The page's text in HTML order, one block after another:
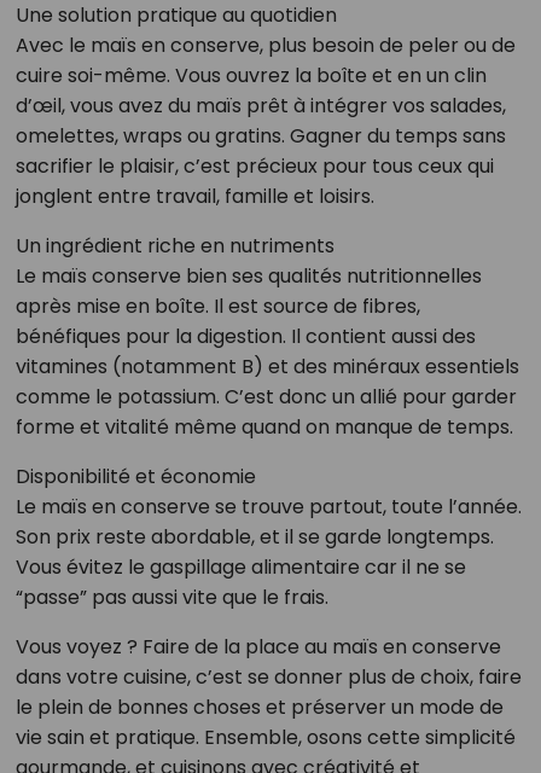
Une solution pratique au quotidien
Avec le maïs en conserve, plus besoin de peler ou de
cuire soi-même. Vous ouvrez la boîte et en un clin
d’œil, vous avez du maïs prêt à intégrer vos salades,
omelettes, wraps ou gratins. Gagner du temps sans
sacrifier le plaisir, c’est précieux pour tous ceux qui
jonglent entre travail, famille et loisirs.
Un ingrédient riche en nutriments
Le maïs conserve bien ses qualités nutritionnelles
après mise en boîte. Il est source de fibres,
bénéfiques pour la digestion. Il contient aussi des
vitamines (notamment B) et des minéraux essentiels
comme le potassium. C’est donc un allié pour garder
forme et vitalité même quand on manque de temps.
Disponibilité et économie
Le maïs en conserve se trouve partout, toute l’année.
Son prix reste abordable, et il se garde longtemps.
Vous évitez le gaspillage alimentaire car il ne se
“passe” pas aussi vite que le frais.
Vous voyez ? Faire de la place au maïs en conserve
dans votre cuisine, c’est se donner plus de choix, faire
le plein de bonnes choses et préserver un mode de
vie sain et pratique. Ensemble, osons cette simplicité